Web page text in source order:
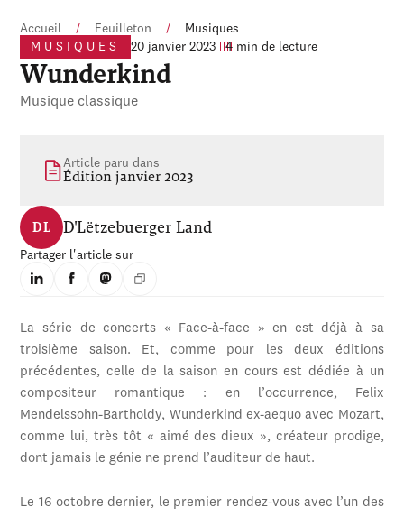
Accueil / Feuilleton /
Musiques
MUSIQUES
20 janvier 2023 4 min de lecture
Wunderkind
Musique classique
Article paru dans
Édition janvier 2023
DL D'Lëtzebuerger Land
Partager l'article sur
La série de concerts « Face-à-face » en est déjà à sa
troisième saison. Et, comme pour les deux éditions
précédentes, celle de la saison en cours est dédiée à un
compositeur romantique : en l’occurrence, Felix
Mendelssohn-Bartholdy, Wunderkind ex-aequo avec Mozart,
comme lui, très tôt « aimé des dieux », créateur prodige,
dont jamais le génie ne prend l’auditeur de haut.
Le 16 octobre dernier, le premier rendez-vous avec l’un des